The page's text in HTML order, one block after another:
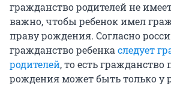
гражданство родителей не
важно, чтобы ребенок имел
праву рождения. Согласно
гражданство ребенкаследует
родителей, то есть гражданство
рождения может быть только у